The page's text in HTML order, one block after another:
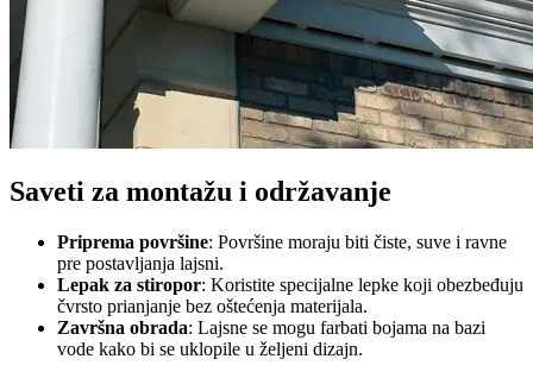
Saveti za montažu i održavanje
Priprema površine: Površine moraju biti čiste, suve i ravne
pre postavljanja lajsni.
Lepak za stiropor: Koristite specijalne lepke koji obezbeđuju
čvrsto prianjanje bez oštećenja materijala.
Završna obrada: Lajsne se mogu farbati bojama na bazi
vode kako bi se uklopile u željeni dizajn.